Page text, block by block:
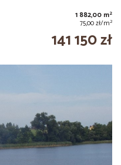
1 882,00 m2
75,00 zł/m2
141 150 zł